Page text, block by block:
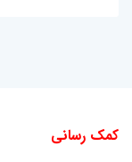
کمک رسانی